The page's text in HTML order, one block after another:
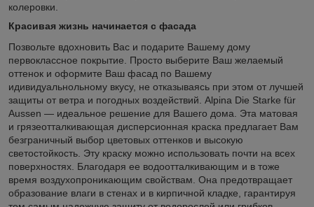
колеровки.
Красивая жизнь начинается с фасада
Позвольте вдохновить Вас и подарите Вашему дому
первоклассное покрытие. Просто выберите Ваш желаемый
оттенок и оформите Ваш фасад по Вашему
идивидуальнольному вкусу, не отказываясь при этом от лучшей
защиты от ветра и погодных воздействий. Alpina Die Starke für
Aussen — идеальное решение для Вашего дома. Эта матовая
и грязеотталкивающая дисперсионная краска предлагает Вам
безграничный выбор цветовых оттенков и высокую
светостойкость. Эту краску можно использовать почти на всех
поверхностях. Благодаря ее водоотталкивающим и в тоже
время воздухопроникающим свойствам. Oна предотвращает
образование влаги в стенах и в кирпичной кладке, гарантируя